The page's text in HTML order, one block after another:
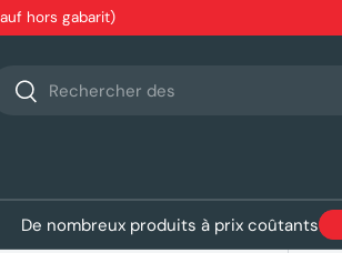
hors gabarit)
Rechercher
De nombreux produits à prix coûtants